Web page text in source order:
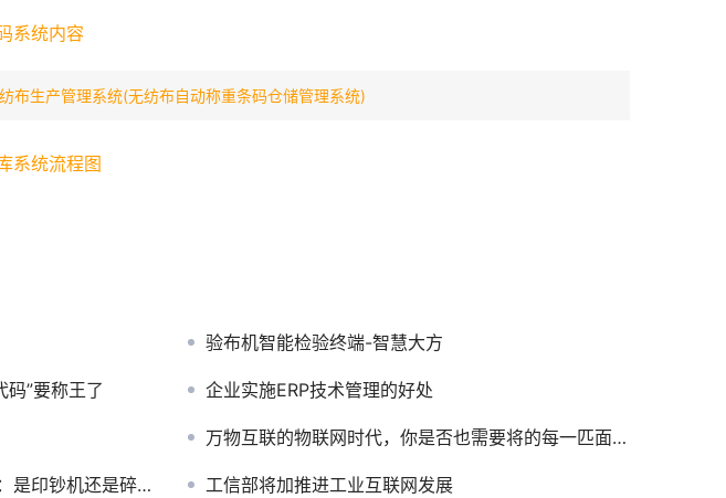
系统内容
布生产管理系统(无纺布自动称重条码仓储管理系统)
系统流程图
验布机智能检验终端-智慧大方
码”要称王了 企业实施ERP技术管理的好处
万物互联的物联网时代，你是否也需要将的每一匹面料搭上iot的列车
钞机还是碎钞机？ 工信部将加推进工业互联网发展